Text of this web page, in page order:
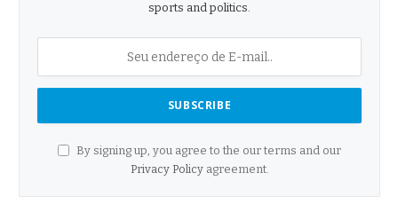
sports and politics.
By signing up, you agree to the our terms and our
Privacy Policyagreement.